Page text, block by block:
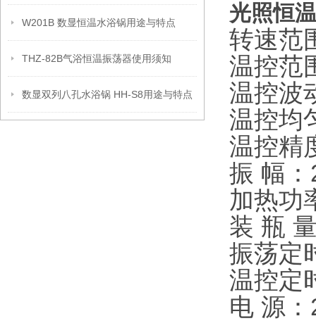
W201B 数显恒温水浴锅用途与特点
THZ-82B气浴恒温振荡器使用须知
数显双列八孔水浴锅 HH-S8用途与特点
光照恒
转速范
温控范
温控波
温控均
温控精
振 幅
加热功
装 瓶
振荡定
温控定
电 源